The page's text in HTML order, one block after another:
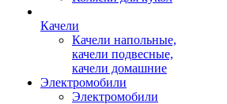
Качели
Качели напольные,
качели подвесные,
качели домашние
Электромобили
Электромобили